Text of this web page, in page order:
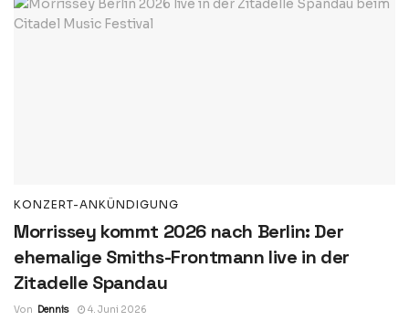
KONZERT-ANKÜNDIGUNG
Morrissey kommt 2026 nach Berlin: Der
ehemalige Smiths-Frontmann live in der
Zitadelle Spandau
Von Dennis 4. Juni 2026